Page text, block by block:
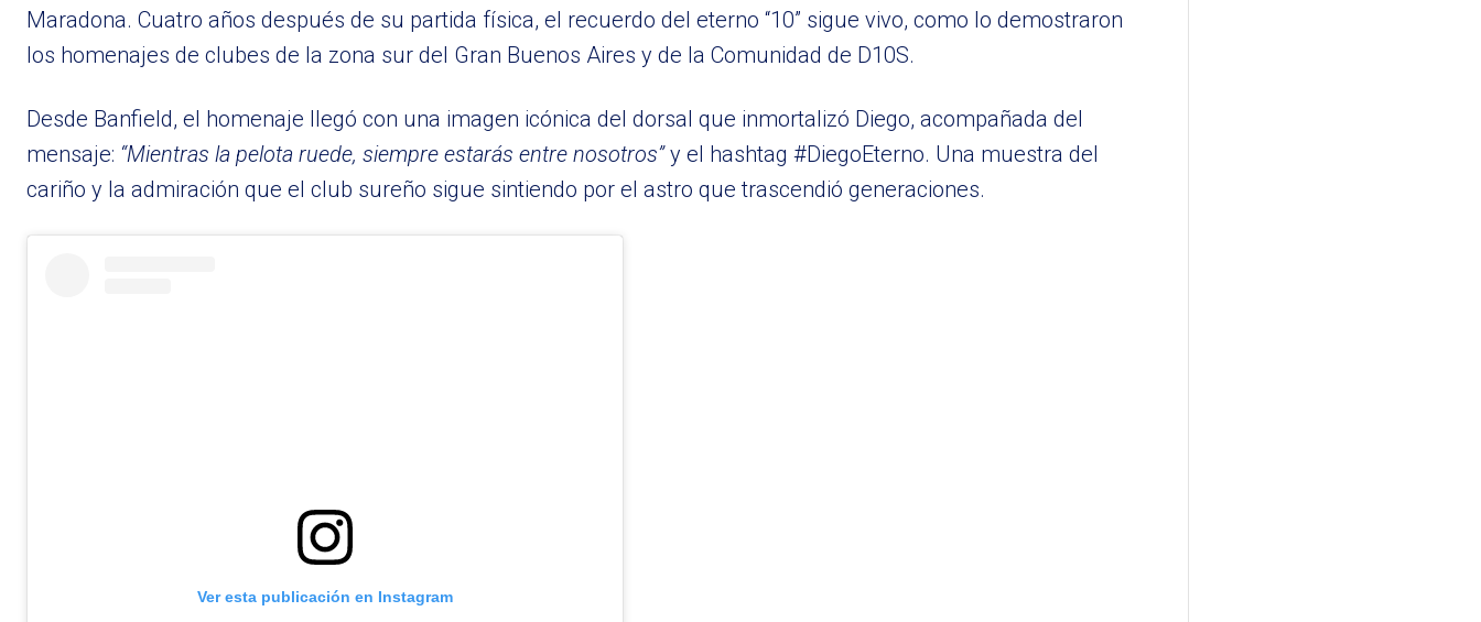
Maradona. Cuatro años después de su partida física, el recuerdo del eterno “10” sigue vivo, como lo demostraron
los homenajes de clubes de la zona sur del Gran Buenos Aires y de la Comunidad de D10S.
Desde Banfield, el homenaje llegó con una imagen icónica del dorsal que inmortalizó Diego, acompañada del
mensaje: “Mientras la pelota ruede, siempre estarás entre nosotros”y el hashtag #DiegoEterno. Una muestra del
cariño y la admiración que el club sureño sigue sintiendo por el astro que trascendió generaciones.
Ver esta publicación en Instagram